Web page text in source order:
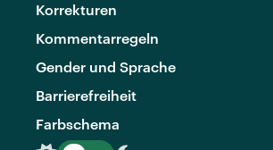
Korrekturen
Kommentarregeln
Gender und Sprache
Barrierefreiheit
Farbschema